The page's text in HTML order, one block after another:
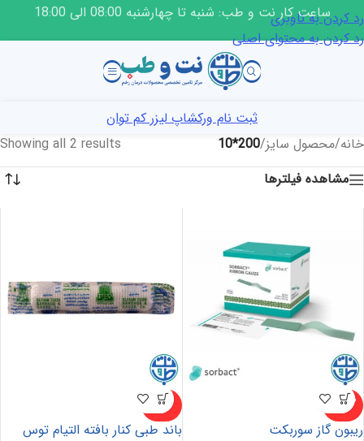
رد کردن به ناوبری
رد کردن به محتوای اصلی
ساعت کار نت و طب: شنبه تا چهارشنبه 08:00 الی 18:00
ثبت نام ورکشاپ لیزر کم توان
خانه/محصول سایز/
200*10
Showing all 2 results
مشاهده فیلترها
ناموجو
د
ریبون گاز سوربکت
ناموجو
د
باند طبی کنار بافته التیام توس